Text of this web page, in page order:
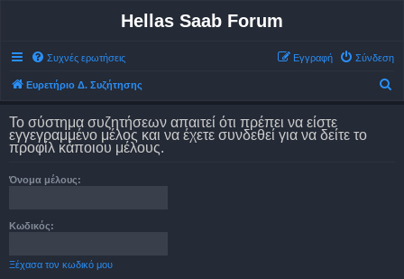
Hellas Saab Forum
Συχνές ερωτήσεις Σύνδεση
Εγγραφή
Ευρετήριο Δ. Συζήτησης
Το σύστημα συζητήσεων απαιτεί ότι πρέπει να είστε
εγγεγραμμένο μέλος και να έχετε συνδεθεί για να δείτε το
προφίλ κάποιου μέλους.
Όνομα μέλους:
Κωδικός:
Ξέχασα τον κωδικό μου